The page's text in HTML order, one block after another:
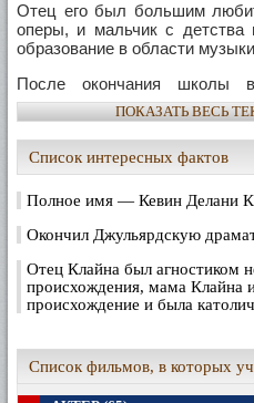
Отец его был большим
оперы, и мальчик с детства
образование в области
После окончания школы
студентом Университета
Блумингтоне,
специализацией
время учебы приоритеты
сместились – он буквально
в студенческих спектаклях,
одно из самых престижных
Джуллиарда (Juilliard School)
Шел 1970 год, и
головокружительная
было положено созданием
кроме Кевина вошли
Разъезжая по США, молодые
современные и музыкальные
ПОКАЗАТЬ ВЕСЬ
Список интересных фактов
Полное имя — Кевин Делани
Окончил Джульярдскую
Отец Клайна был агностиком
происхождения, мама Клайна
происхождение и была
Список фильмов, в которых